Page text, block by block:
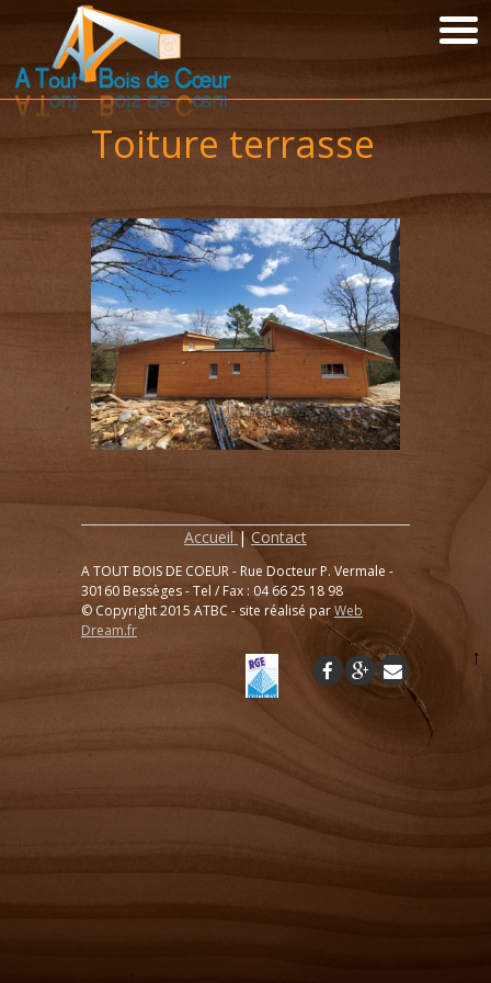
Toiture terrasse
Accueil|Contact
A TOUT BOIS DE COEUR - Rue Docteur P. Vermale -
30160 Bessèges - Tel / Fax : 04 66 25 18 98
© Copyright 2015 ATBC - site réalisé parWeb
Dream.fr
↑